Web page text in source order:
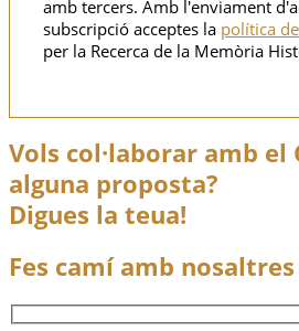
amb tercers. Amb l'enviament
subscripció acceptes la política
per la Recerca de la Memòria
Vols col·laborar amb el
alguna proposta?
Digues la teua!
Fes camí amb nosaltres